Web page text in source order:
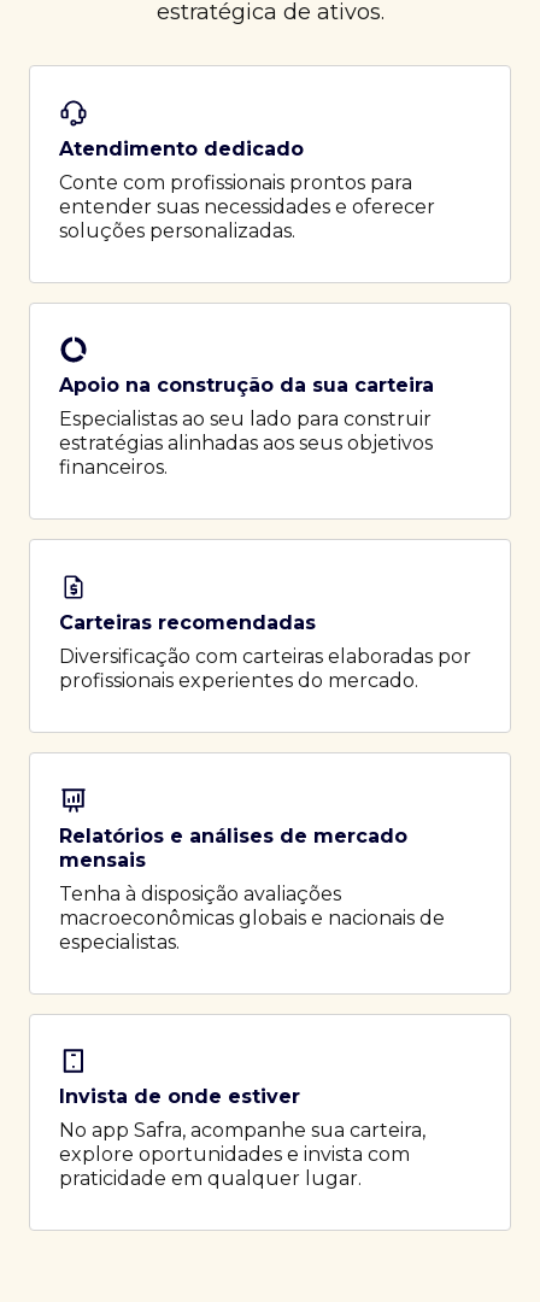
estratégica de ativos.
Atendimento dedicado
Conte com profissionais prontos para
entender suas necessidades e oferecer
soluções personalizadas.
Apoio na construção da sua carteira
Especialistas ao seu lado para construir
estratégias alinhadas aos seus objetivos
financeiros.
Carteiras recomendadas
Diversificação com carteiras elaboradas por
profissionais experientes do mercado.
Relatórios e análises de mercado
mensais
Tenha à disposição avaliações
macroeconômicas globais e nacionais de
especialistas.
Invista de onde estiver
No app Safra, acompanhe sua carteira,
explore oportunidades e invista com
praticidade em qualquer lugar.